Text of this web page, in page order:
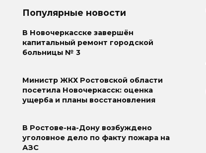
Популярные новости
В Новочеркасске завершён
капитальный ремонт городской
больницы № 3
Министр ЖКХ Ростовской области
посетила Новочеркасск: оценка
ущерба и планы восстановления
В Ростове-на-Дону возбуждено
уголовное дело по факту пожара на
АЗС